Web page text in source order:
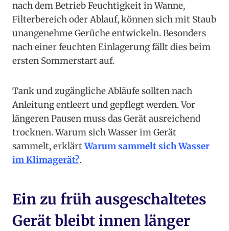
nach dem Betrieb Feuchtigkeit in Wanne,
Filterbereich oder Ablauf, können sich mit Staub
unangenehme Gerüche entwickeln. Besonders
nach einer feuchten Einlagerung fällt dies beim
ersten Sommerstart auf.
Tank und zugängliche Abläufe sollten nach
Anleitung entleert und gepflegt werden. Vor
längeren Pausen muss das Gerät ausreichend
trocknen. Warum sich Wasser im Gerät
sammelt, erklärtWarum sammelt sich Wasser
im Klimagerät?.
Ein zu früh ausgeschaltetes
Gerät bleibt innen länger